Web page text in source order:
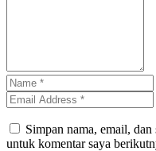
Simpan nama, email,
untuk komentar saya